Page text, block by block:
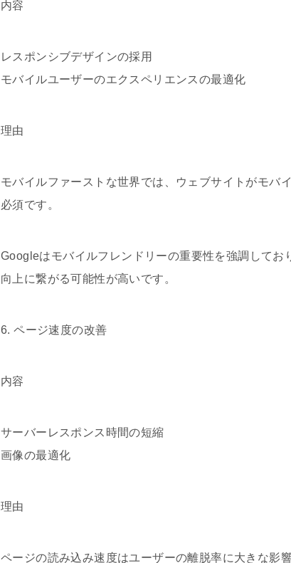
内容
レスポンシブデザインの採用
モバイルユーザーのエクスペリエンスの最適化
理由
モバイルファーストな世界では、ウェブサイトがモバ
必須です。
Googleはモバイルフレンドリーの重要性を強調して
向上に繋がる可能性が高いです。
6. ページ速度の改善
内容
サーバーレスポンス時間の短縮
画像の最適化
理由
ページの読み込み速度はユーザーの離脱率に大きな影